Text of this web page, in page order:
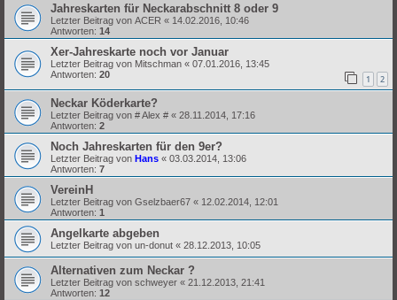
Jahreskarten für Neckarabschnitt 8 oder 9
Letzter Beitrag von ACER « 14.02.2016, 10:46
Antworten: 14
Xer-Jahreskarte noch vor Januar
Letzter Beitrag von Mitschman « 07.01.2016, 13:45
Antworten: 20 1 2
Neckar Köderkarte?
Letzter Beitrag von # Alex # « 28.11.2014, 17:16
Antworten: 2
Noch Jahreskarten für den 9er?
Letzter Beitrag von Hans « 03.03.2014, 13:06
Antworten: 7
VereinH
Letzter Beitrag von Gselzbaer67 « 12.02.2014, 12:01
Antworten: 1
Angelkarte abgeben
Letzter Beitrag von un-donut « 28.12.2013, 10:05
Alternativen zum Neckar ?
Letzter Beitrag von schweyer « 21.12.2013, 21:41
Antworten: 12